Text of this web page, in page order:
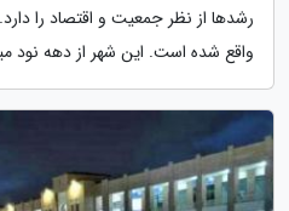
رشدها از نظر جمعیت و اقتصاد را
واقع شده است. این شهر از دهه نود